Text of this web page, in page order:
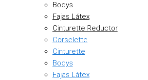
Bodys
Fajas Látex
Cinturette Reductor
Corselette
Cinturette
Bodys
Fajas Látex